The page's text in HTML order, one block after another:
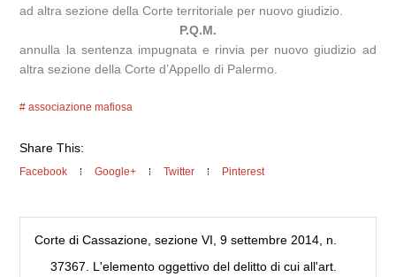
ad altra sezione della Corte territoriale per nuovo giudizio.
P.Q.M.
annulla la sentenza impugnata e rinvia per nuovo giudizio ad
altra sezione della Corte d’Appello di Palermo.
associazione mafiosa
Share This:
Facebook Google+ Twitter Pinterest
Corte di Cassazione, sezione VI, 9 settembre 2014, n.
37367. L'elemento oggettivo del delitto di cui all'art.